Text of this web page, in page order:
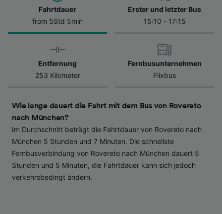
Fahrtdauer
from 5Std 5min
Erster und letzter Bus
15:10 - 17:15
Entfernung
253 Kilometer
Fernbusunternehmen
Flixbus
Wie lange dauert die Fahrt mit dem Bus von Rovereto
nach München?
Im Durchschnitt beträgt die Fahrtdauer von Rovereto nach
München 5 Stunden und 7 Minuten. Die schnellste
Fernbusverbindung von Rovereto nach München dauert 5
Stunden und 5 Minuten, die Fahrtdauer kann sich jedoch
verkehrsbedingt ändern.
Datenschutzrichtlinie. Diese Präferenzen
werden unseren Partnern signalisiert und
haben keinen Einfluss auf Surfdaten. Ihre
Daten werden nicht für Tracking-Zwecke
verwendet, wenn Sie uns gebeten haben, Ihr
Surfverhalten nicht zu verfolgen.
Verwendung genauer Standortdaten.
Endgeräteeigenschaften zur Identifikation
aktiv abfragen. Speichern von oder Zugriff auf
Informationen auf einem Endgerät.
Personalisierte Werbung und Inhalte, Messung
von Werbeleistung und der Performance von
Inhalten, Zielgruppenforschung sowie
Entwicklung und Verbesserung von